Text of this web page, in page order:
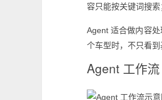
容只能按关键词搜
Agent 适合做内容
个车型时，不只看
Agent 工作流